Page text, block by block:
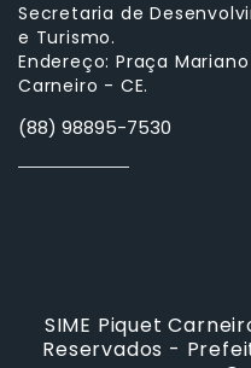
Secretaria de
e Turismo.
Endereço: Praça
Carneiro - CE.
(88) 98895-7530
SIME Piquet
Reservados -